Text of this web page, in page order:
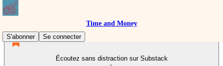
Time and Money
S'abonner
Se connecter
Écoutez sans distraction sur Substack